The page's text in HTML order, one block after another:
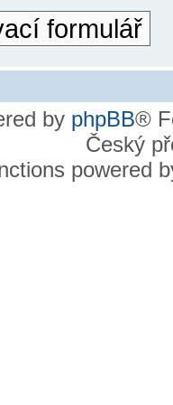
formulář
by phpBB®
Český
powered